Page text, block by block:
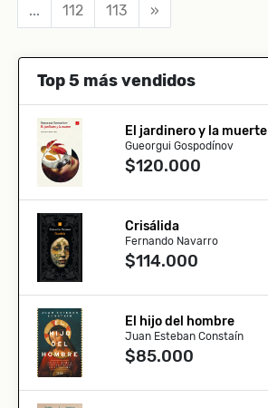
Top 5 más vendidos
El jardinero y la muerte
Gueorgui Gospodínov
$120.000
Crisálida
Fernando Navarro
$114.000
El hijo del hombre
Juan Esteban Constaín
$85.000
...
112 113 »